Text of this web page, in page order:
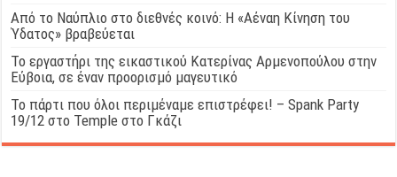
Από το Ναύπλιο στο διεθνές κοινό: Η «Αέναη Κίνηση του
Ύδατος» βραβεύεται
Το εργαστήρι της εικαστικού Κατερίνας Αρμενοπούλου στην
Εύβοια, σε έναν προορισμό μαγευτικό
Το πάρτι που όλοι περιμέναμε επιστρέφει! – Spank Party
19/12 στο Temple στο Γκάζι